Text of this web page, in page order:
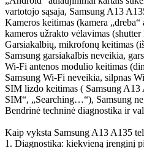
vartotojo sąsaja, Samsung A13
Kameros keitimas (kamera
kameros užrakto vėlavimas (shutter
Garsiakalbių, mikrofonų keitimas
Samsung garsiakalbis neveikia,
Wi-Fi antenos modulio keitimas
Samsung Wi-Fi neveikia, silpnas
SIM lizdo keitimas ( Samsung
SIM“, „Searching…“), Samsung
Bendrinė techninė diagnostika ir
Kaip vyksta Samsung A13 A135
1. Diagnostika: kiekvieną įrenginį